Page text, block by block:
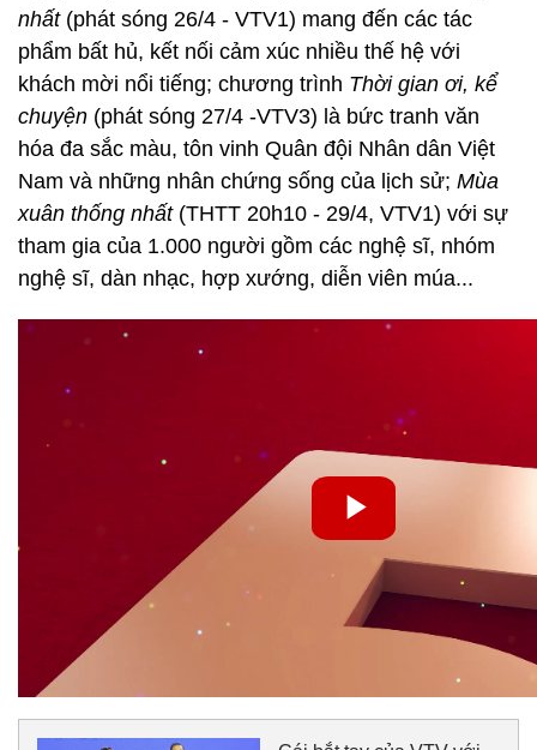
nhất(phát sóng 26/4 - VTV1) mang đến các tác
phẩm bất hủ, kết nối cảm xúc nhiều thế hệ với
khách mời nổi tiếng; chương trình Thời gian ơi, kể
chuyện (phát sóng 27/4 -VTV3) là bức tranh văn
hóa đa sắc màu, tôn vinh Quân đội Nhân dân Việt
Nam và những nhân chứng sống của lịch sử; Mùa
xuân thống nhất(THTT 20h10 - 29/4, VTV1) với sự
tham gia của 1.000 người gồm các nghệ sĩ, nhóm
nghệ sĩ, dàn nhạc, hợp xướng, diễn viên múa...